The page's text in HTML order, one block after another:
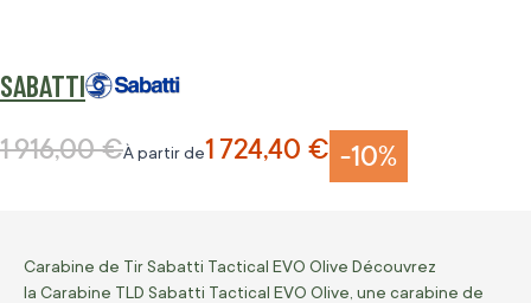
SABATTI
-10%
À partir de1 724,40 €
Prix normal
1 916,00 €
Carabine de Tir Sabatti Tactical EVO Olive Découvrez
la Carabine TLD Sabatti Tactical EVO Olive, une carabine de